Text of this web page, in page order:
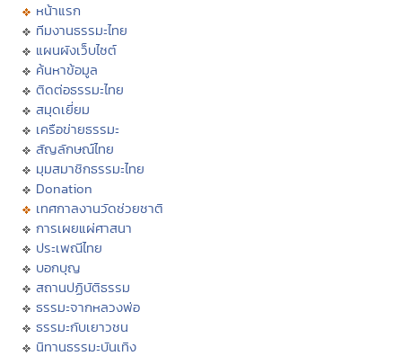
หน้าแรก
ทีมงานธรรมะไทย
แผนผังเว็บไซต์
ค้นหาข้อมูล
ติดต่อธรรมะไทย
สมุดเยี่ยม
เครือข่ายธรรมะ
สัญลักษณ์ไทย
มุมสมาชิกธรรมะไทย
Donation
เทศกาลงานวัดช่วยชาติ
การเผยแผ่ศาสนา
ประเพณีไทย
บอกบุญ
สถานปฏิบัติธรรม
ธรรมะจากหลวงพ่อ
ธรรมะกับเยาวชน
นิทานธรรมะบันเทิง